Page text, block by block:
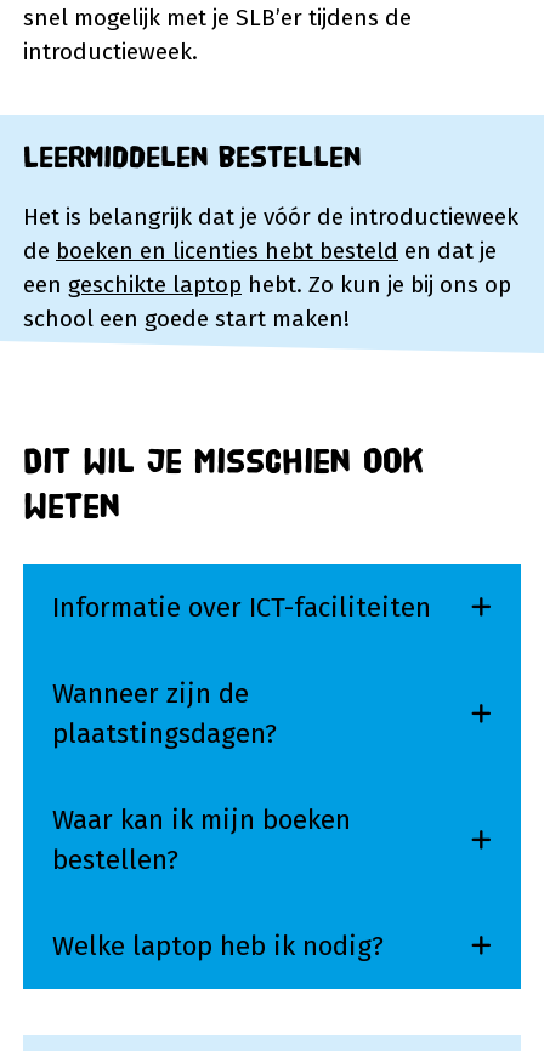
snel mogelijk met je SLB’er tijdens de
introductieweek.
Leermiddelen bestellen
Het is belangrijk dat je vóór de introductieweek
de boeken en licenties hebt besteld en dat je
een geschikte laptop hebt. Zo kun je bij ons op
school een goede start maken!
Dit wil je misschien ook
weten
Informatie over ICT-faciliteiten
Wanneer zijn de
plaatstingsdagen?
Waar kan ik mijn boeken
bestellen?
Welke laptop heb ik nodig?